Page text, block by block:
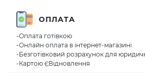
ОПЛАТА
-Оплата готівкою
-Онлайн оплата в інтернет-магазині
-Безготівковий розрахунок для
-Картою ЄВідновлення